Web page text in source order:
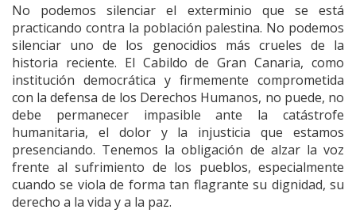
No podemos silenciar el exterminio que se está
practicando contra la población palestina. No podemos
silenciar uno de los genocidios más crueles de la
historia reciente. El Cabildo de Gran Canaria, como
institución democrática y firmemente comprometida
con la defensa de los Derechos Humanos, no puede, no
debe permanecer impasible ante la catástrofe
humanitaria, el dolor y la injusticia que estamos
presenciando. Tenemos la obligación de alzar la voz
frente al sufrimiento de los pueblos, especialmente
cuando se viola de forma tan flagrante su dignidad, su
derecho a la vida y a la paz.